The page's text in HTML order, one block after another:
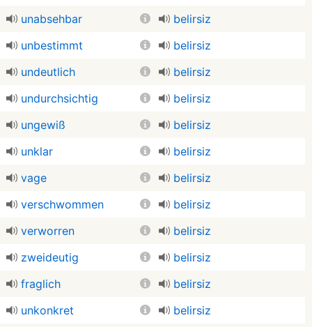
unabsehbar
belirsiz
unbestimmt
belirsiz
undeutlich
belirsiz
undurchsichtig
belirsiz
ungewiß
belirsiz
unklar
belirsiz
vage
belirsiz
verschwommen
belirsiz
verworren
belirsiz
zweideutig
belirsiz
fraglich
belirsiz
unkonkret
belirsiz